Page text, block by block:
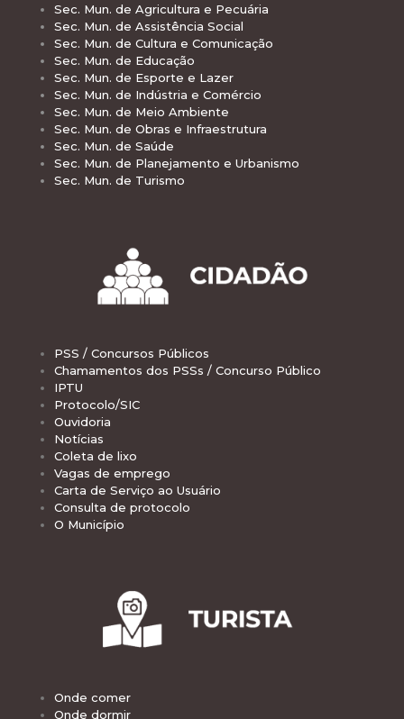
Sec. Mun. de Agricultura e Pecuária
Sec. Mun. de Assistência Social
Sec. Mun. de Cultura e Comunicação
Sec. Mun. de Educação
Sec. Mun. de Esporte e Lazer
Sec. Mun. de Indústria e Comércio
Sec. Mun. de Meio Ambiente
Sec. Mun. de Obras e Infraestrutura
Sec. Mun. de Saúde
Sec. Mun. de Planejamento e Urbanismo
Sec. Mun. de Turismo
PSS / Concursos Públicos
Chamamentos dos PSSs / Concurso Público
IPTU
Protocolo/SIC
Ouvidoria
Notícias
Coleta de lixo
Vagas de emprego
Carta de Serviço ao Usuário
Consulta de protocolo
O Município
Onde comer
Onde dormir